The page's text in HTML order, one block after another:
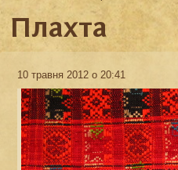
Плахта
10 травня 2012 о 20:41